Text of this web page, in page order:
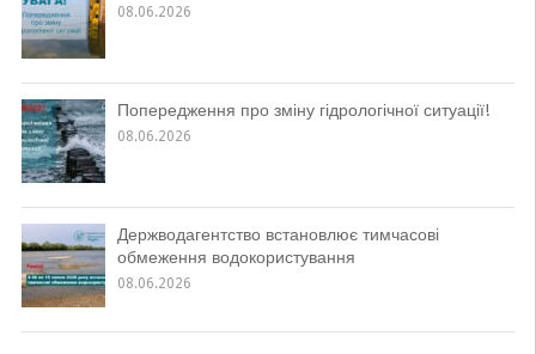
08.06.2026
Попередження про зміну гідрологічної ситуації!
08.06.2026
Держводагентство встановлює тимчасові
обмеження водокористування
08.06.2026